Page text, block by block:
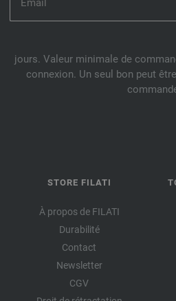
jours. Valeur minimale de
connexion. Un seul bon peut
STORE FILATI
À propos de FILATI
Durabilité
Contact
Newsletter
CGV